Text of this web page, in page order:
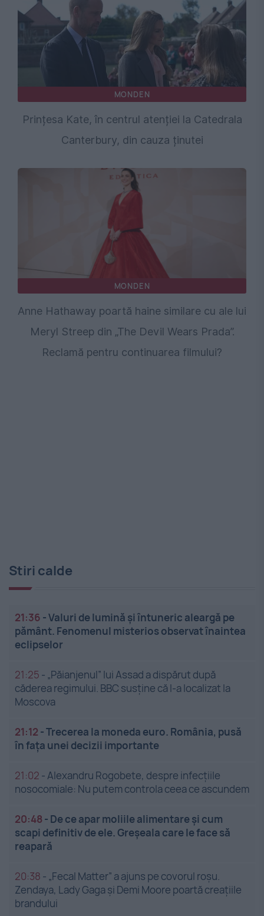
MONDEN
Prințesa Kate, în centrul atenției la Catedrala
Canterbury, din cauza ținutei
MONDEN
Anne Hathaway poartă haine similare cu ale lui
Meryl Streep din „The Devil Wears Prada”.
Reclamă pentru continuarea filmului?
Stiri calde
21:36 -Valuri de lumină și întuneric aleargă pe
pământ. Fenomenul misterios observat înaintea
eclipselor
21:25 - „Păianjenul” lui Assad a dispărut după
căderea regimului. BBC susține că l-a localizat la
Moscova
21:12 -Trecerea la moneda euro. România, pusă
în fața unei decizii importante
21:02 -Alexandru Rogobete, despre infecțiile
nosocomiale: Nu putem controla ceea ce ascundem
20:48 - De ce apar moliile alimentare și cum
scapi definitiv de ele. Greșeala care le face să
reapară
20:38 - „Fecal Matter” a ajuns pe covorul roșu.
Zendaya, Lady Gaga și Demi Moore poartă creațiile
brandului